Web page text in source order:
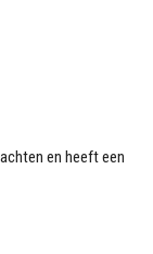
en heeft een